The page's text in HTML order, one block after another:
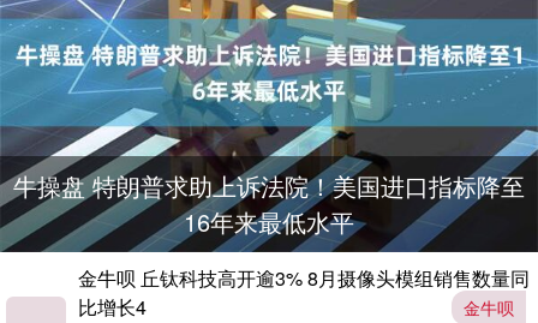
牛操盘 特朗普求助上诉法院！美国进口指标降至
16年来最低水平
金牛呗 丘钛科技高开逾3% 8月摄像头模组销售数量同
比增长4
金牛呗